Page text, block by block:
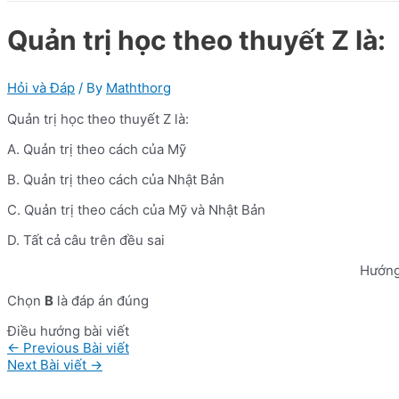
Quản trị học theo thuyết Z là:
Hỏi và Đáp / By Maththorg
Quản trị học theo thuyết Z là:
A. Quản trị theo cách của Mỹ
B. Quản trị theo cách của Nhật Bản
C. Quản trị theo cách của Mỹ và Nhật Bản
D. Tất cả câu trên đều sai
Chọn B là đáp án đúng
Điều hướng bài viết
← Previous Bài viết
Next Bài viết →